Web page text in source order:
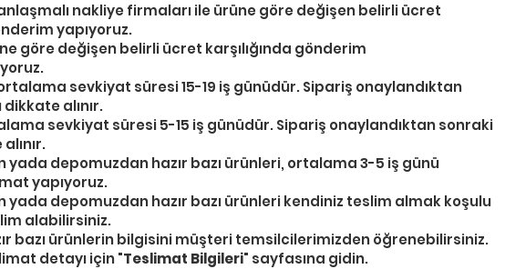
nakliye firmaları ile ürüne göre değişen belirli ücret
yapıyoruz.
göre değişen belirli ücret karşılığında gönderim
sevkiyat süresi 15-19 iş günüdür. Sipariş onaylandıktan
alınır.
sevkiyat süresi 5-15 iş günüdür. Sipariş onaylandıktan sonraki
yada depomuzdan hazır bazı ürünleri, ortalama 3-5 iş günü
yapıyoruz.
yada depomuzdan hazır bazı ürünleri kendiniz teslim almak koşulu
alabilirsiniz.
bazı ürünlerin bilgisini müşteri temsilcilerimizden öğrenebilirsiniz.
detayı için "Teslimat Bilgileri" sayfasına gidin.